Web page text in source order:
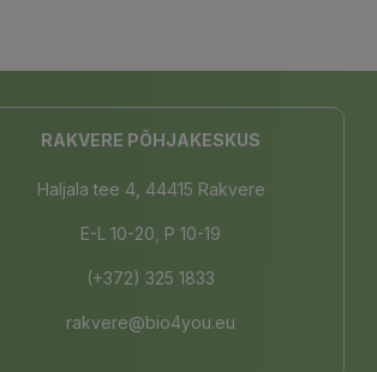
RAKVERE PÕHJAKESKUS
Haljala tee 4, 44415 Rakvere
E-L 10-20, P 10-19
(+372) 325 1833
rakvere@bio4you.eu